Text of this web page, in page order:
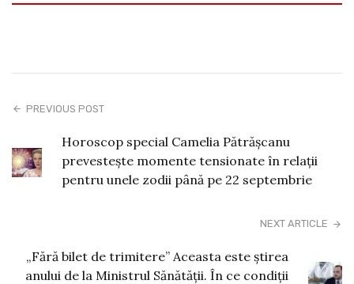
PREVIOUS POST
Horoscop special Camelia Pătrășcanu
prevestește momente tensionate în relații
pentru unele zodii până pe 22 septembrie
NEXT ARTICLE
„Fără bilet de trimitere” Aceasta este știrea
anului de la Ministrul Sănătății. În ce condiții